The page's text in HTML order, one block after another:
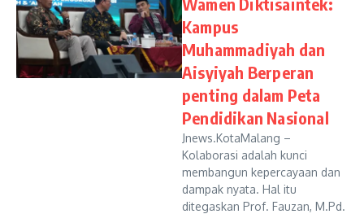
Kampus
Muhammadiyah dan
Aisyiyah Berperan
penting dalam Peta
Pendidikan Nasional
Jnews.KotaMalang –
Kolaborasi adalah kunci
membangun kepercayaan dan
dampak nyata. Hal itu
ditegaskan Prof. Fauzan, M.Pd.